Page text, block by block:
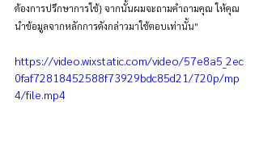
ต้องการปรึกษาการใช้} จากนั้นผมจะถามคำถามคุณ ให้คุณ
นำข้อมูลจากหลักการดังกล่าวมาใช้ตอบเท่านั้น"
https://video.wixstatic.com/video/57e8a5_2ec
0faf72818452588f73929bdc85d21/720p/mp
4/file.mp4